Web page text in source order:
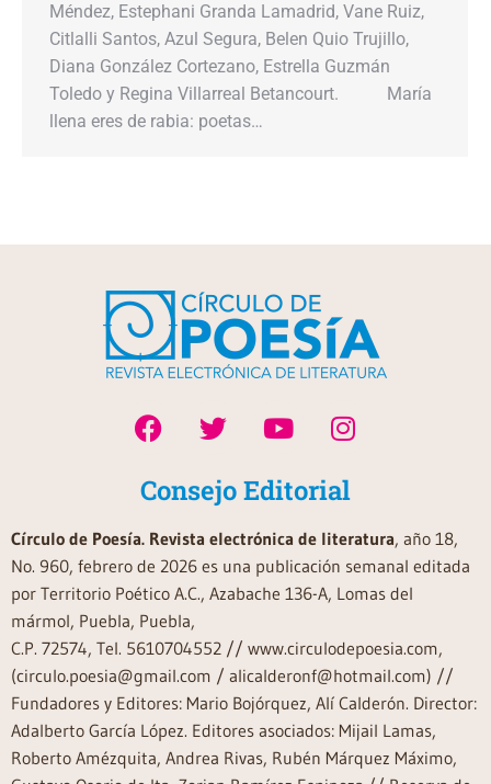
Méndez, Estephani Granda Lamadrid, Vane Ruiz,
Citlalli Santos, Azul Segura, Belen Quio Trujillo,
Diana González Cortezano, Estrella Guzmán
Toledo y Regina Villarreal Betancourt. María
llena eres de rabia: poetas…
Consejo Editorial
Círculo de Poesía. Revista electrónica de literatura, año 18,
No. 960, febrero de 2026 es una publicación semanal editada
por Territorio Poético A.C., Azabache 136-A, Lomas del
mármol, Puebla, Puebla,
C.P. 72574, Tel. 5610704552 // www.circulodepoesia.com,
(circulo.poesia@gmail.com / alicalderonf@hotmail.com) //
Fundadores y Editores: Mario Bojórquez, Alí Calderón. Director:
Adalberto García López. Editores asociados: Mijail Lamas,
Roberto Amézquita, Andrea Rivas, Rubén Márquez Máximo,